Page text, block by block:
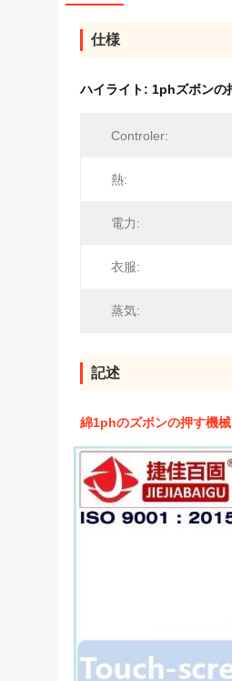
仕様
ハイライト: 1phズボンの
Controler:
熱:
電力:
衣服:
蒸気:
記述
綿1phのズボンの押す機